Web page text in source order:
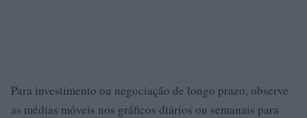
Para investimento ou negociação de longo prazo, observe
as médias móveis nos gráficos diários ou semanais para